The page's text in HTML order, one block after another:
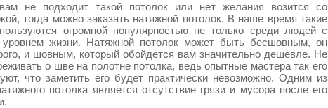
не подходит такой потолок или нет желания возится со
тогда можно заказать натяжной потолок. В наше время такие
огромной популярностью не только среди людей с
уровнем жизни. Натяжной потолок может быть бесшовным, он
и шовным, который обойдется вам значительно дешевле. Не
о шве на полотне потолка, ведь опытные мастера так его
что заметить его будет практически невозможно. Одним из
потолка является отсутствие грязи и мусора после его